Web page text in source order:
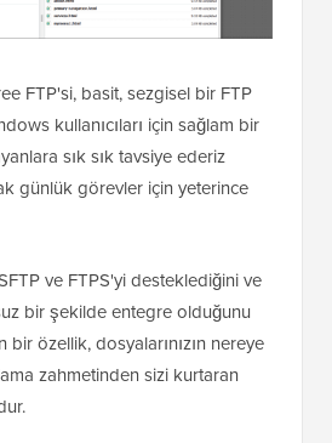
FTP'si, basit, sezgisel bir FTP
kullanıcıları için sağlam bir
sık sık tavsiye ederiz
günlük görevler için yeterince
ve FTPS'yi desteklediğini ve
bir şekilde entegre olduğunu
bir özellik, dosyalarınızın nereye
zahmetinden sizi kurtaran